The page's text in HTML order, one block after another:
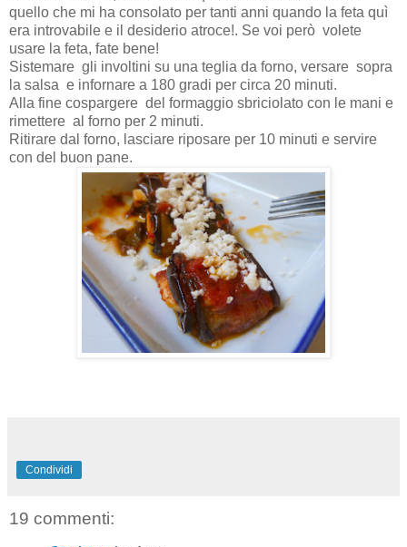
quello che mi ha consolato per tanti anni quando la feta quì
era introvabile e il desiderio atroce!. Se voi però volete
usare la feta, fate bene!
Sistemare gli involtini su una teglia da forno, versare sopra
la salsa e infornare a 180 gradi per circa 20 minuti.
Alla fine cospargere del formaggio sbriciolato con le mani e
rimettere al forno per 2 minuti.
Ritirare dal forno, lasciare riposare per 10 minuti e servire
con del buon pane.
Condividi
19 commenti: